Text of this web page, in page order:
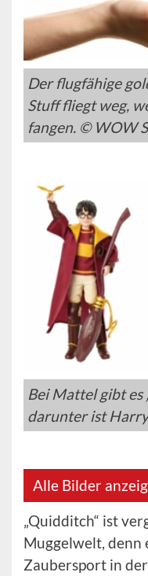
Der flugfähige
Stuff fliegt weg,
fangen. © WOW
Bei Mattel gibt es
darunter ist
Alle Bilder
„Quidditch“ ist
Muggelwelt, denn
Zaubersport in der